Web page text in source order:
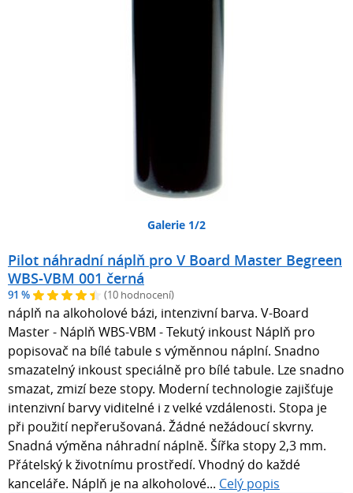
Galerie 1/2
Pilot náhradní náplň pro V Board Master Begreen
WBS-VBM 001 černá
91 % (10 hodnocení)
náplň na alkoholové bázi, intenzivní barva. V-Board
Master - Náplň WBS-VBM - Tekutý inkoust Náplň pro
popisovač na bílé tabule s výměnnou náplní. Snadno
smazatelný inkoust speciálně pro bílé tabule. Lze snadno
smazat, zmizí beze stopy. Moderní technologie zajišťuje
intenzivní barvy viditelné i z velké vzdálenosti. Stopa je
při použití nepřerušovaná. Žádné nežádoucí skvrny.
Snadná výměna náhradní náplně. Šířka stopy 2,3 mm.
Přátelský k životnímu prostředí. Vhodný do každé
kanceláře. Náplň je na alkoholové... Celý popis